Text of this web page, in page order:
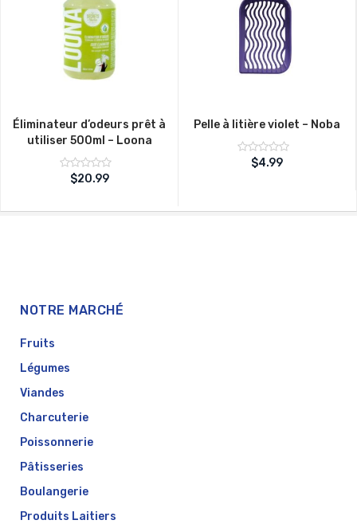
Éliminateur d’odeurs prêt à
utiliser 500ml – Loona
Note
sur
$20.99
Pelle à litière violet – Noba
Note
sur
$4.99
NOTRE MARCHÉ
Fruits
Légumes
Viandes
Charcuterie
Poissonnerie
Pâtisseries
Boulangerie
Produits Laitiers